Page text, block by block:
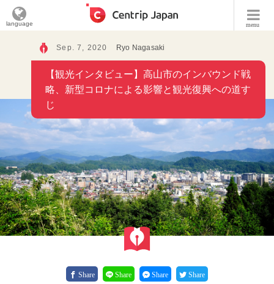
menu
language
Sep. 7, 2020 Ryo Nagasaki
【観光インタビュー】高山市のインバウンド戦
略、新型コロナによる影響と観光復興への道す
じ
Share Share Share Share